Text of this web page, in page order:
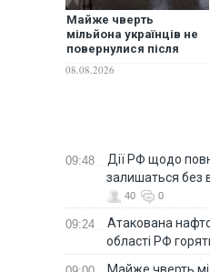
Майже чверть
мільйона українців не
повернулися після
першому півріччі
08.08.2026
09:48
Дії РФ щодо
залишаться без
40 0
09:24
Атакована
області РФ